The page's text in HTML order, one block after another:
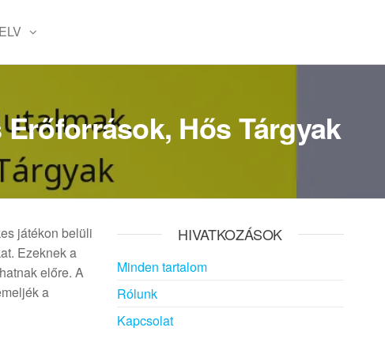
Hős Tárgyak
játékon belüli
Ezeknek a
előre. A
a
HIVATKOZÁSOK
Minden tartalom
Rólunk
Kapcsolat